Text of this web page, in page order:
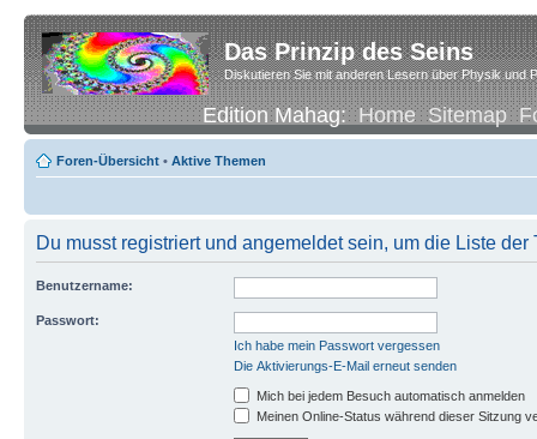
Das Prinzip des Seins
Diskutieren Sie mit anderen Lesern über Physik und
Edition Mahag:Home Sitemap
Foren-Übersicht • Aktive Themen
Du musst registriert und angemeldet sein, um die Liste
Benutzername:
Passwort:
Ich habe mein Passwort vergessen
Die Aktivierungs-E-Mail erneut senden
Mich bei jedem Besuch automatisch anmelden
Meinen Online-Status während dieser Sitzung